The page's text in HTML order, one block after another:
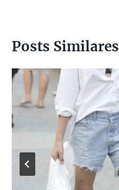
Posts Similares